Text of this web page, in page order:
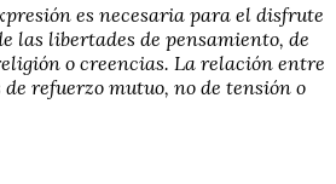
es necesaria para el disfrute
las libertades de pensamiento, de
o creencias. La relación entre
de refuerzo mutuo, no de tensión o